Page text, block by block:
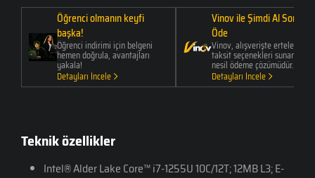
Öğrenci olmanın keyfi
başka!
Öğrenci indirimi için belgeni
hemen doğrula, avantajları
yakala!
Detayları İncele
Vinov ile Şimdi Al Sonra
Öde
Vinov, alışverişte erteleme ve
taksit seçenekleri sunan yeni
nesil ödeme çözümüdür.
Detayları İncele
Teknik özellikler
Intel® Alder Lake Core™ i7-1255U 10C/12T; 12MB L3; E-